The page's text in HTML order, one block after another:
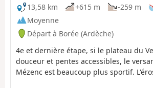
13,58 km
+615 m -259 m
Moyenne
Départ à Borée (Ardèche)
4e et dernière étape, si le plateau du
douceur et pentes accessibles, le
Mézenc est beaucoup plus sportif.